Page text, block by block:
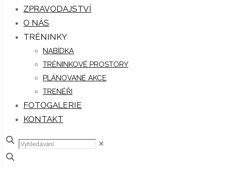
ZPRAVODAJSTVÍ
O NÁS
TRÉNINKY
NABÍDKA
TRÉNINKOVÉ PROSTORY
PLÁNOVANÉ AKCE
TRENÉŘI
FOTOGALERIE
KONTAKT
✕